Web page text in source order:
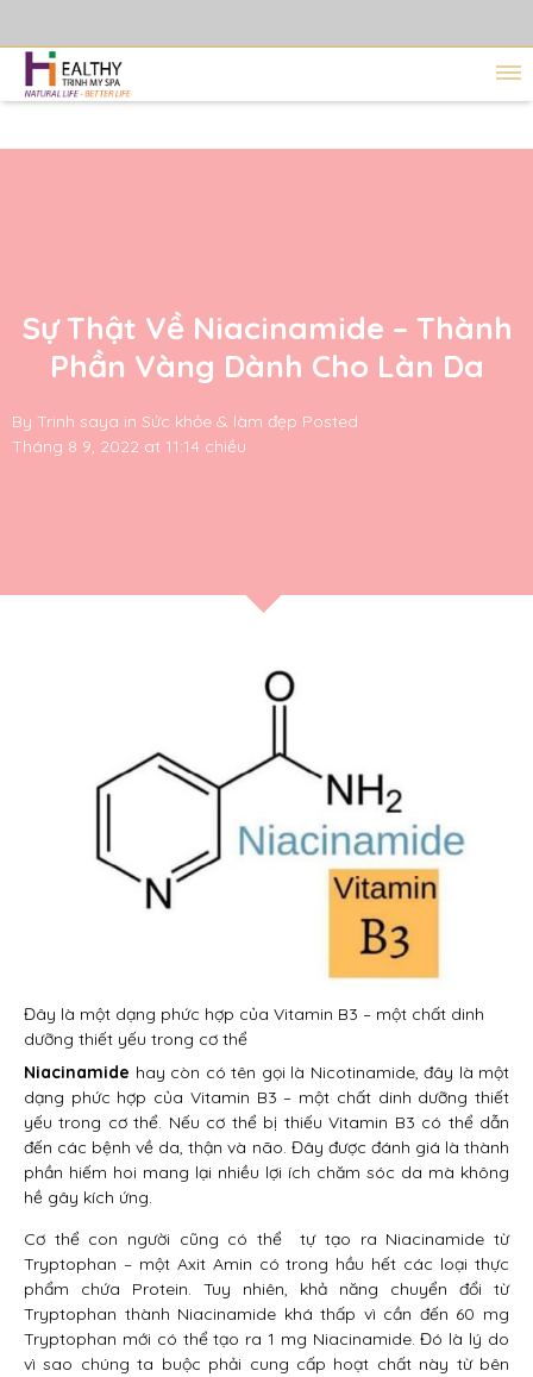
Sự Thật Về Niacinamide – Thành
Phần Vàng Dành Cho Làn Da
By Trinh saya in Sức khỏe & làm đẹp Posted
Tháng 8 9, 2022 at 11:14 chiều
Đây là một dạng phức hợp của Vitamin B3 – một chất dinh
dưỡng thiết yếu trong cơ thể
Niacinamide hay còn có tên gọi là Nicotinamide, đây là một
dạng phức hợp của Vitamin B3 – một chất dinh dưỡng thiết
yếu trong cơ thể. Nếu cơ thể bị thiếu Vitamin B3 có thể dẫn
đến các bệnh về da, thận và não. Đây được đánh giá là thành
phần hiếm hoi mang lại nhiều lợi ích chăm sóc da mà không
hề gây kích ứng.
Cơ thể con người cũng có thể tự tạo ra Niacinamide từ
Tryptophan – một Axit Amin có trong hầu hết các loại thực
phẩm chứa Protein. Tuy nhiên, khả năng chuyển đổi từ
Tryptophan thành Niacinamide khá thấp vì cần đến 60 mg
Tryptophan mới có thể tạo ra 1 mg Niacinamide. Đó là lý do
vì sao chúng ta buộc phải cung cấp hoạt chất này từ bên